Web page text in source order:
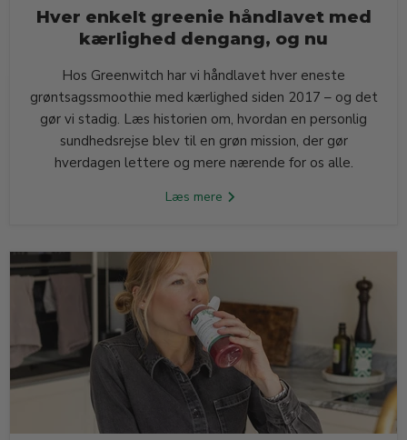
Hver enkelt greenie håndlavet med
kærlighed dengang, og nu
Hos Greenwitch har vi håndlavet hver eneste
grøntsagssmoothie med kærlighed siden 2017 – og det
gør vi stadig. Læs historien om, hvordan en personlig
sundhedsrejse blev til en grøn mission, der gør
hverdagen lettere og mere nærende for os alle.
Læs mere